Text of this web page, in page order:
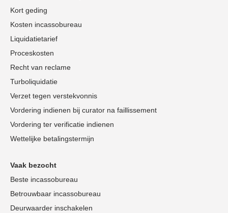
Kort geding
Kosten incassobureau
Liquidatietarief
Proceskosten
Recht van reclame
Turboliquidatie
Verzet tegen verstekvonnis
Vordering indienen bij curator na faillissement
Vordering ter verificatie indienen
Wettelijke betalingstermijn
Vaak bezocht
Beste incassobureau
Betrouwbaar incassobureau
Deurwaarder inschakelen